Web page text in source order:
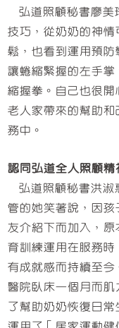
弘道照顧秘書廖美
技巧，從奶奶的神
鬆，也看到運用預防
讓蜷縮緊握的左手
縮握拳。自己也很
老人家帶來的幫助
務中。
認同弘道全人照顧
弘道照顧秘書洪淑
管的她笑著說，因
友介紹下而加入，
育訓練運用在服務
有成就感而持續至
醫院臥床一個月而
了幫助奶奶恢復日